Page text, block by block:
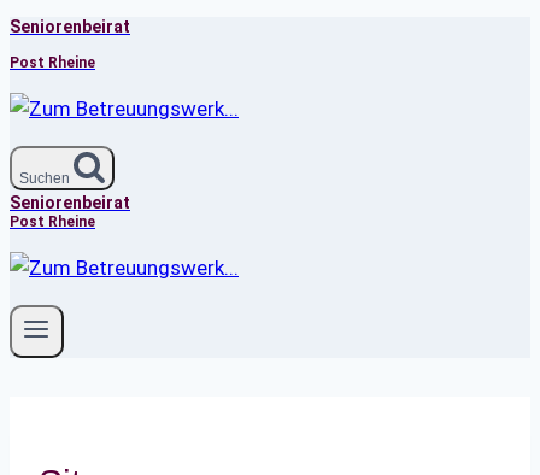
Zum
Inhalt
springen
Seniorenbeirat
Post Rheine
Suchen
Seniorenbeirat
Post Rheine